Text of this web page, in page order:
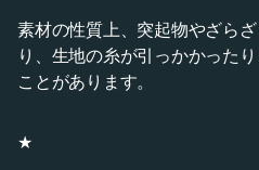
素材の性質上、突起物やざら
り、生地の糸が引っかかった
ことがあります。
★